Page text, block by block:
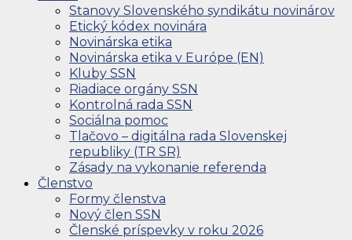
Stanovy Slovenského syndikátu novinárov
Etický kódex novinára
Novinárska etika
Novinárska etika v Európe (EN)
Kluby SSN
Riadiace orgány SSN
Kontrolná rada SSN
Sociálna pomoc
Tlačovo – digitálna rada Slovenskej
republiky (TR SR)
Zásady na vykonanie referenda
Členstvo
Formy členstva
Nový člen SSN
Členské príspevky v roku 2026